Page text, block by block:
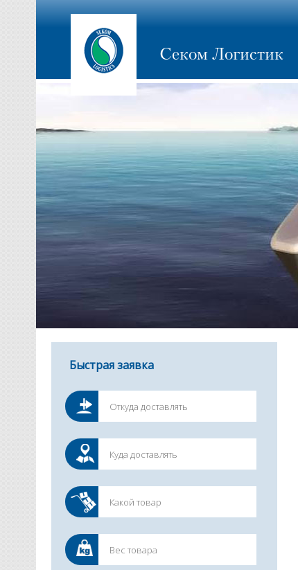
Секом Логистик
Быстрая заявка